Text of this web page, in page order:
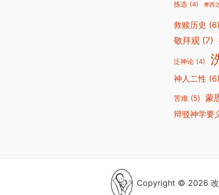
拣选 (4) 摩西
救赎历史 (6)
敬拜观 (7)
泛神论 (4)
神人二性 (6)
苦难 (5) 蒙
辩驳神学要
Copyright © 2026 改